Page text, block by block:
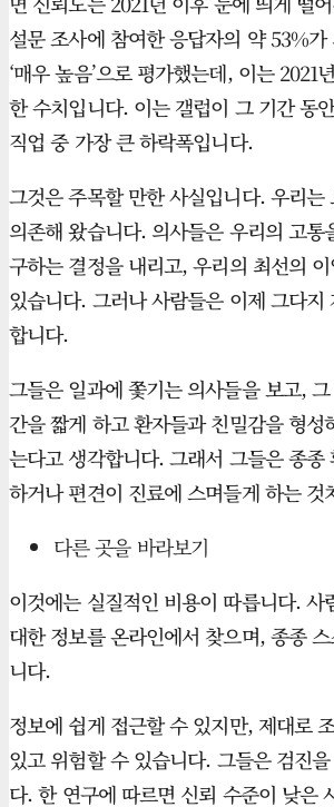
설문 조사에 참여한 응답자의 약 53%가
‘매우 높음’으로 평가했는데, 이는 2021
한 수치입니다. 이는 갤럽이 그 기간 동
직업 중 가장 큰 하락폭입니다.
그것은 주목할 만한 사실입니다. 우리는
의존해 왔습니다. 의사들은 우리의 고통
구하는 결정을 내리고, 우리의 최선의
있습니다. 그러나 사람들은 이제 그다지
합니다.
그들은 일과에 쫓기는 의사들을 보고,
간을 짧게 하고 환자들과 친밀감을 형성
는다고 생각합니다. 그래서 그들은 종종
하거나 편견이 진료에 스며들게 하는 것
다른 곳을 바라보기
이것에는 실질적인 비용이 따릅니다. 사
대한 정보를 온라인에서 찾으며, 종종
니다.
정보에 쉽게 접근할 수 있지만, 제대로
있고 위험할 수 있습니다. 그들은 검진
다. 한 연구에 따르면 신뢰 수준이 낮은